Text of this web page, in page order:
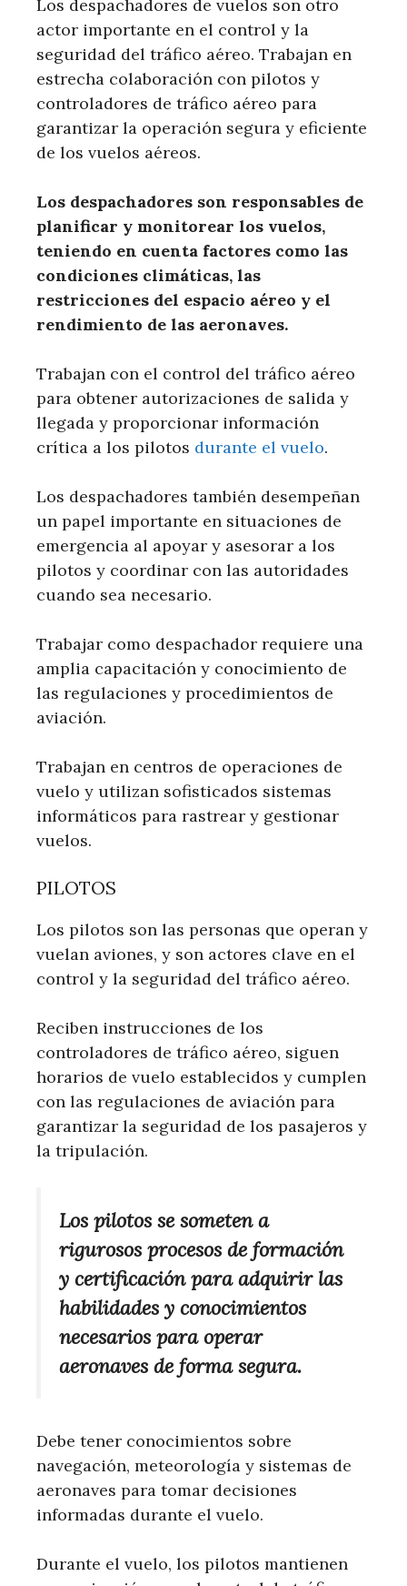
Los despachadores de vuelos son otro
actor importante en el control y la
seguridad del tráfico aéreo. Trabajan en
estrecha colaboración con pilotos y
controladores de tráfico aéreo para
garantizar la operación segura y eficiente
de los vuelos aéreos.
Los despachadores son responsables de
planificar y monitorear los vuelos,
teniendo en cuenta factores como las
condiciones climáticas, las
restricciones del espacio aéreo y el
rendimiento de las aeronaves.
Trabajan con el control del tráfico aéreo
para obtener autorizaciones de salida y
llegada y proporcionar información
crítica a los pilotos durante el vuelo.
Los despachadores también desempeñan
un papel importante en situaciones de
emergencia al apoyar y asesorar a los
pilotos y coordinar con las autoridades
cuando sea necesario.
Trabajar como despachador requiere una
amplia capacitación y conocimiento de
las regulaciones y procedimientos de
aviación.
Trabajan en centros de operaciones de
vuelo y utilizan sofisticados sistemas
informáticos para rastrear y gestionar
vuelos.
PILOTOS
Los pilotos son las personas que operan y
vuelan aviones, y son actores clave en el
control y la seguridad del tráfico aéreo.
Reciben instrucciones de los
controladores de tráfico aéreo, siguen
horarios de vuelo establecidos y cumplen
con las regulaciones de aviación para
garantizar la seguridad de los pasajeros y
la tripulación.
Los pilotos se someten a
rigurosos procesos de formación
y certificación para adquirir las
habilidades y conocimientos
necesarios para operar
aeronaves de forma segura.
Debe tener conocimientos sobre
navegación, meteorología y sistemas de
aeronaves para tomar decisiones
informadas durante el vuelo.
Durante el vuelo, los pilotos mantienen